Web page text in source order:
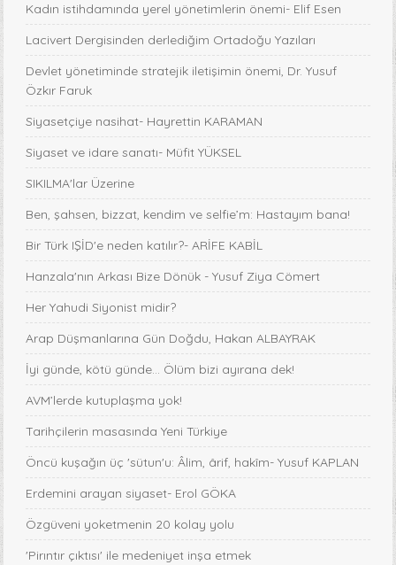
Kadın istihdamında yerel yönetimlerin önemi- Elif Esen
Lacivert Dergisinden derlediğim Ortadoğu Yazıları
Devlet yönetiminde stratejik iletişimin önemi, Dr. Yusuf
Özkır Faruk
Siyasetçiye nasihat- Hayrettin KARAMAN
Siyaset ve idare sanatı- Müfit YÜKSEL
SIKILMA'lar Üzerine
Ben, şahsen, bizzat, kendim ve selfie’m: Hastayım bana!
Bir Türk IŞİD'e neden katılır?- ARİFE KABİL
Hanzala'nın Arkası Bize Dönük - Yusuf Ziya Cömert
Her Yahudi Siyonist midir?
Arap Düşmanlarına Gün Doğdu, Hakan ALBAYRAK
İyi günde, kötü günde... Ölüm bizi ayırana dek!
AVM’lerde kutuplaşma yok!
Tarihçilerin masasında Yeni Türkiye
Öncü kuşağın üç 'sütun'u: Âlim, ârif, hakîm- Yusuf KAPLAN
Erdemini arayan siyaset- Erol GÖKA
Özgüveni yoketmenin 20 kolay yolu
'Pirıntır çıktısı' ile medeniyet inşa etmek